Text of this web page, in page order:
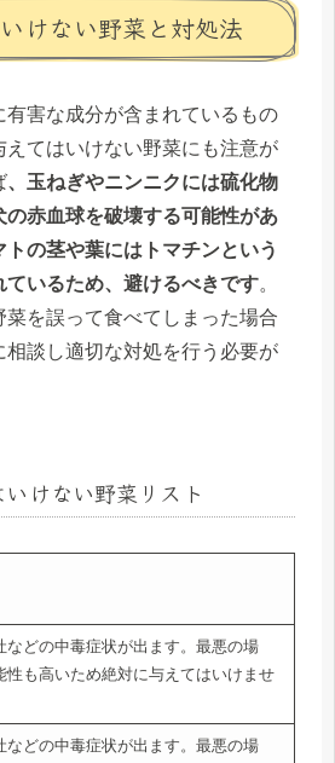
けない野菜と対処法
有害な成分が含まれているもの
えてはいけない野菜にも注意が
、玉ねぎやニンニクには硫化物
の赤血球を破壊する可能性があ
トの茎や葉にはトマチンという
ているため、避けるべきです。
菜を誤って食べてしまった場合
相談し適切な対処を行う必要が
けない野菜リスト
などの中毒症状が出ます。最悪の場
性も高いため絶対に与えてはいけませ
などの中毒症状が出ます。最悪の場